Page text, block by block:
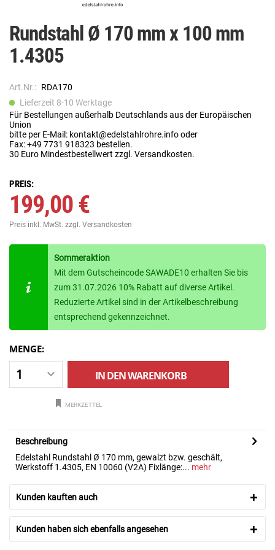
Rundstahl Ø 170 mm x 100 mm
1.4305
Art.Nr.: RDA170
Lieferzeit 8-10 Werktage
Für Bestellungen außerhalb Deutschlands aus der Europäischen
Union
bitte per E-Mail: kontakt@edelstahlrohre.info oder
Fax: +49 7731 918323 bestellen.
30 Euro Mindestbestellwert zzgl. Versandkosten.
PREIS:
199,00 €
Preis inkl. MwSt. zzgl. Versandkosten
Sommeraktion
Mit dem Gutscheincode SAWADE10 erhalten Sie bis
zum 31.07.2026 10% Rabatt auf diverse Artikel.
Reduzierte Artikel sind in der Artikelbeschreibung
entsprechend gekennzeichnet.
MENGE:
IN DENWARENKORB
MERKZETTEL
Beschreibung
Edelstahl Rundstahl Ø 170 mm, gewalzt bzw. geschält,
Werkstoff 1.4305, EN 10060 (V2A) Fixlänge:... mehr
Kunden kauften auch
Kunden haben sich ebenfalls angesehen